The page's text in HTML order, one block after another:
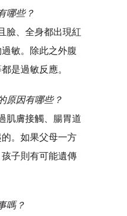
哪些？
臉、全身都出現紅
敏。除此之外腹
是過敏反應。
原因有哪些？
肌膚接觸、腸胃道
。如果父母一方
子則有可能遺傳
嗎？